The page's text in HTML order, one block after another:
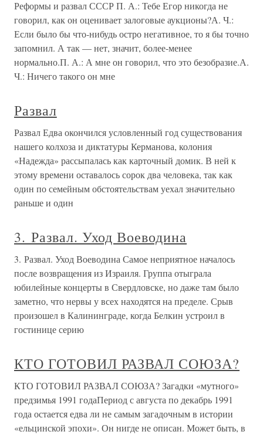
Реформы и развал СССР П. А.: Тебе Егор никогда не
говорил, как он оценивает залоговые аукционы?А. Ч.:
Если было бы что-нибудь остро негативное, то я бы точно
запомнил. А так — нет, значит, более-менее
нормально.П. А.: А мне он говорил, что это безобразие.А.
Ч.: Ничего такого он мне
Развал
Развал Едва окончился условленный год существования
нашего колхоза и диктатуры Керманова, колония
«Надежда» рассыпалась как карточный домик. В ней к
этому времени оставалось сорок два человека, так как
один по семейным обстоятельствам уехал значительно
раньше и один
3. Развал. Уход Воеводина
3. Развал. Уход Воеводина Самое неприятное началось
после возвращения из Израиля. Группа отыграла
юбилейные концерты в Свердловске, но даже там было
заметно, что нервы у всех находятся на пределе. Срыв
произошел в Калининграде, когда Белкин устроил в
гостинице серию
КТО ГОТОВИЛ РАЗВАЛ СОЮЗА?
КТО ГОТОВИЛ РАЗВАЛ СОЮЗА? Загадки «мутного»
предзимья 1991 годаПериод с августа по декабрь 1991
года остается едва ли не самым загадочным в истории
«ельцинской эпохи». Он нигде не описан. Может быть, в